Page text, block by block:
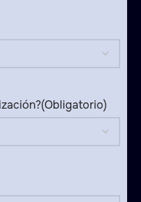
(Obligatorio)